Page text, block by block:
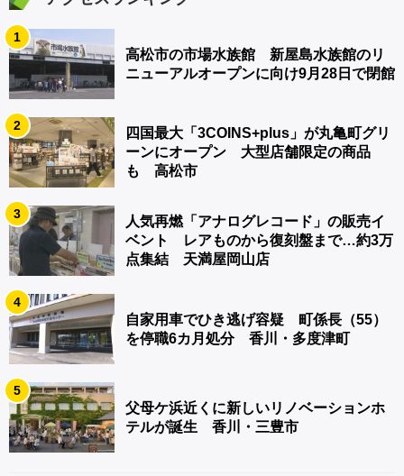
1
高松市の市場水族館 新屋島水族館のリ
ニューアルオープンに向け9月28日で閉館
2
四国最大「3COINS+plus」が丸亀町グリ
ーンにオープン 大型店舗限定の商品
も 高松市
3
人気再燃「アナログレコード」の販売イ
ベント レアものから復刻盤まで…約3万
点集結 天満屋岡山店
4
自家用車でひき逃げ容疑 町係長（55）
を停職6カ月処分 香川・多度津町
5
父母ケ浜近くに新しいリノベーションホ
テルが誕生 香川・三豊市